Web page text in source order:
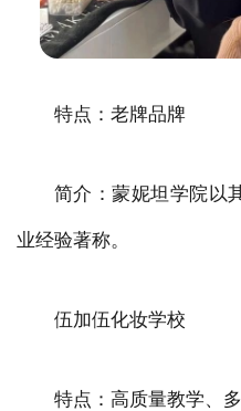
特点：老牌品牌
简介：蒙妮坦学院以
业经验著称。
伍加伍化妆学校
特点：高质量教学、